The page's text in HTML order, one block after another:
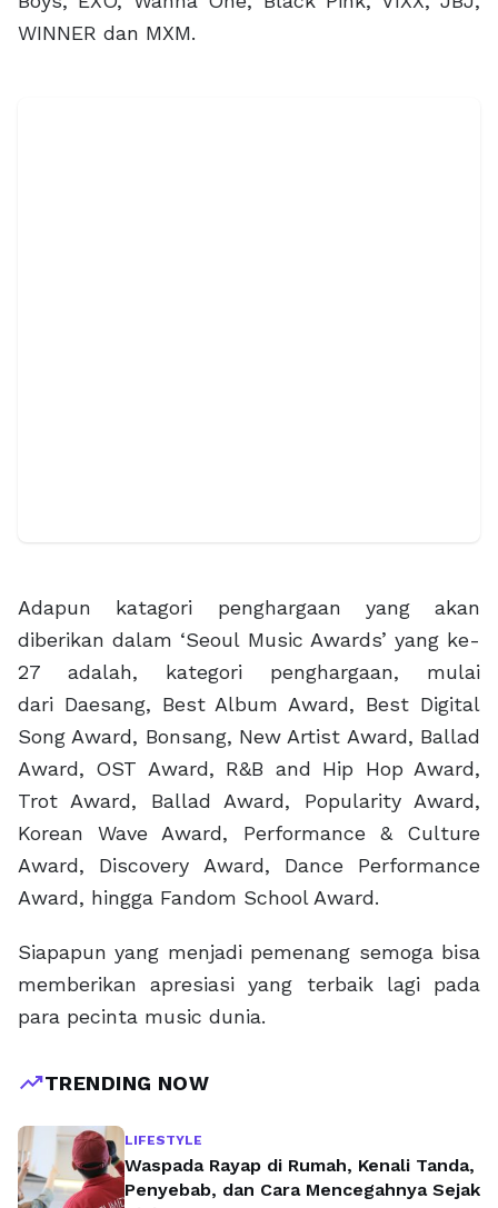
WINNER dan MXM.
Adapun katagori penghargaan yang akan
diberikan dalam ‘Seoul Music Awards’ yang ke-
27 adalah, kategori penghargaan, mulai
dari Daesang, Best Album Award, Best Digital
Song Award, Bonsang, New Artist Award, Ballad
Award, OST Award, R&B and Hip Hop Award,
Trot Award, Ballad Award, Popularity Award,
Korean Wave Award, Performance & Culture
Award, Discovery Award, Dance Performance
Award, hingga Fandom School Award.
Siapapun yang menjadi pemenang semoga bisa
memberikan apresiasi yang terbaik lagi pada
para pecinta music dunia.
trending_upTRENDING NOW
LIFESTYLE
Waspada Rayap di Rumah, Kenali Tanda,
Penyebab, dan Cara Mencegahnya Sejak